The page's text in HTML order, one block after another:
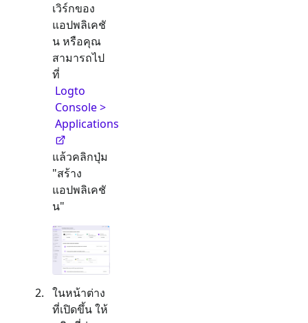
เวิร์กของ
แอปพลิเคชั
น หรือคุณ
สามารถไป
ที่
Logto
Console >
Applications
แล้วคลิกปุ่ม
"สร้าง
แอปพลิเคชั
น"
ในหน้าต่าง
ที่เปิดขึ้น ให้